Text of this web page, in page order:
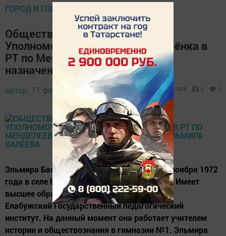
ГОРОД И ГОРОЖАНЕ
Общественным помощником
Уполномоченного по правам ребёнка в
РТ по Менделеевскому району
назначена Эльмира Валеева
автор, 11 февраля 2017 - 05:54 1958 0 0
Эльмира Баязитовна Валеева родилась 23 ноября 1972
года в селе Биклянь Тукаевского района РТ. Имеет
высшее образование. В 1995 году окончила
Елабужский Государственный педагогический
институт. На данный момент она работает учителем
истории и обществознания в гимназии №1. Эльмира